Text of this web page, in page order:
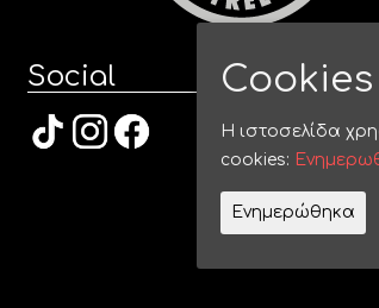
Social Cookies
Η ιστοσελίδα
cookies:
Ενημερώθηκα